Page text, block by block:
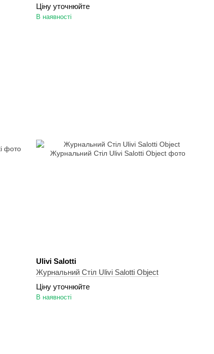
Ціну уточнюйте
В наявності
Ulivi Salotti
Журнальний Стіл Ulivi Salotti Object
Ціну уточнюйте
В наявності